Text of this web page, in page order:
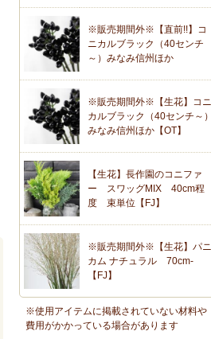
※販売期間外※【直前!!】コ
ニカルブラック（40センチ
～）みなみ信州ほか
※販売期間外※【生花】コニ
カルブラック（40センチ～）
みなみ信州ほか【OT】
【生花】長作園のコニファ
ー スワッグMIX 40cm程
度 束単位【FJ】
※販売期間外※【生花】パニ
カム ナチュラル 70cm-
【FJ】
※使用アイテムに掲載されていない材料や
費用がかかっている場合があります